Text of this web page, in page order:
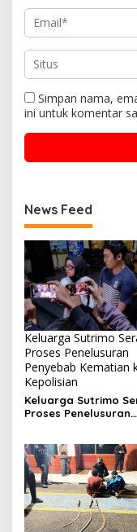
Simpan nama,
ini untuk komentar
News Feed
Keluarga Sutrimo
Proses Penelusuran
Penyebab Kematian
Kepolisian
Keluarga Sutrimo
Proses Penelusuran